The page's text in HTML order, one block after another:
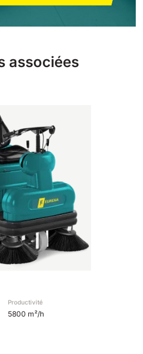
4980 m²/h
7500 m²/h
8800 m²/h
8800 m²/h
associées
Productivité
5800 m²/h